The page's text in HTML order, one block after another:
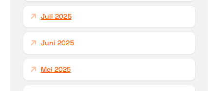
Juli 2025
Juni 2025
Mei 2025